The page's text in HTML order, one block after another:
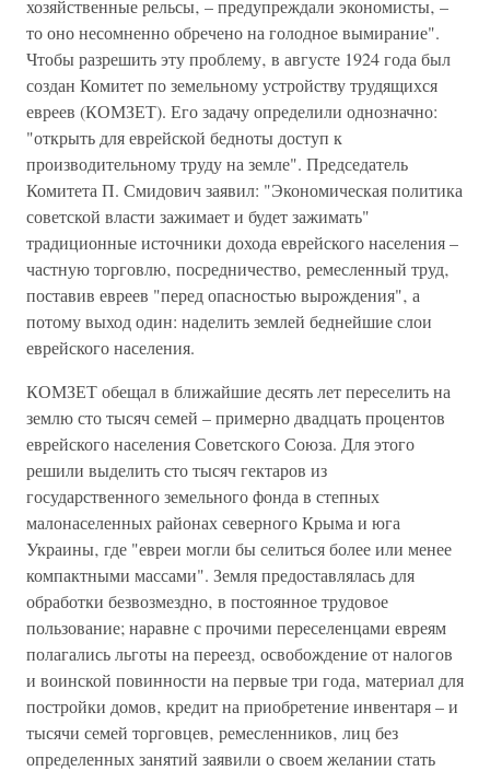
хозяйственные рельсы‚ – предупреждали экономисты‚ –
то оно несомненно обречено на голодное вымирание".
Чтобы разрешить эту проблему‚ в августе 1924 года был
создан Комитет по земельному устройству трудящихся
евреев (КОМЗЕТ). Его задачу определили однозначно:
"открыть для еврейской бедноты доступ к
производительному труду на земле". Председатель
Комитета П. Смидович заявил: "Экономическая политика
советской власти зажимает и будет зажимать"
традиционные источники дохода еврейского населения –
частную торговлю‚ посредничество‚ ремесленный труд‚
поставив евреев "перед опасностью вырождения"‚ а
потому выход один: наделить землей беднейшие слои
еврейского населения.
КОМЗЕТ обещал в ближайшие десять лет переселить на
землю сто тысяч семей – примерно двадцать процентов
еврейского населения Советского Союза. Для этого
решили выделить сто тысяч гектаров из
государственного земельного фонда в степных
малонаселенных районах северного Крыма и юга
Украины‚ где "евреи могли бы селиться более или менее
компактными массами". Земля предоставлялась для
обработки безвозмездно‚ в постоянное трудовое
пользование; наравне с прочими переселенцами евреям
полагались льготы на переезд‚ освобождение от налогов
и воинской повинности на первые три года‚ материал для
постройки домов‚ кредит на приобретение инвентаря – и
тысячи семей торговцев‚ ремесленников‚ лиц без
определенных занятий заявили о своем желании стать